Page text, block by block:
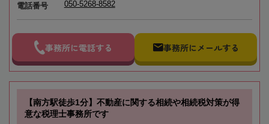
電話番号 050-5268-8582
事務所に電話する 事務所にメールする
【南方駅徒歩1分】不動産に関する相続や相続税対策が得
意な税理士事務所です